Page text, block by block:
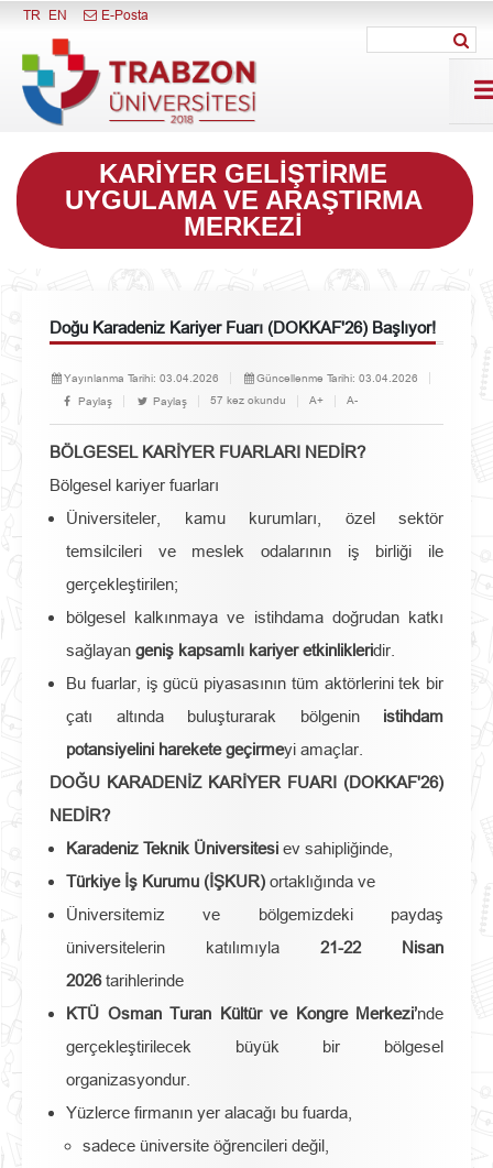
Menüyü Kapat
TR EN E-Posta
KARIYER GELIŞTIRME
UYGULAMA VE ARAŞTIRMA
MERKEZI
Doğu Karadeniz Kariyer Fuarı (DOKKAF'26) Başlıyor!
Yayınlanma Tarihi: 03.04.2026 Güncellenme Tarihi: 03.04.2026
Paylaş
Paylaş 57 kez okundu A+ A-
BÖLGESEL KARİYER FUARLARI NEDİR?
Bölgesel kariyer fuarları
Üniversiteler, kamu kurumları, özel sektör
temsilcileri ve meslek odalarının iş birliği ile
gerçekleştirilen;
bölgesel kalkınmaya ve istihdama doğrudan katkı
sağlayan geniş kapsamlı kariyer etkinlikleridir.
Bu fuarlar, iş gücü piyasasının tüm aktörlerini tek bir
çatı altında buluşturarak bölgenin istihdam
potansiyelini harekete geçirmeyi amaçlar.
DOĞU KARADENİZ KARİYER FUARI (DOKKAF'26)
NEDİR?
Karadeniz Teknik Üniversitesi ev sahipliğinde,
Türkiye İş Kurumu (İŞKUR) ortaklığında ve
Üniversitemiz ve bölgemizdeki paydaş
üniversitelerin katılımıyla 21-22 Nisan
2026tarihlerinde
KTÜ Osman Turan Kültür ve Kongre Merkezi’nde
gerçekleştirilecek büyük bir bölgesel
organizasyondur.
Yüzlerce firmanın yer alacağı bu fuarda,
sadece üniversite öğrencileri değil,